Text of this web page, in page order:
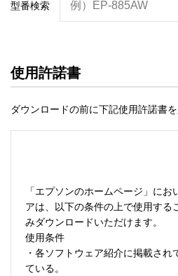
型番検索 例）EP-885AW
使用許諾書
ダウンロードの前に下記使用許諾書
「エプソンのホームページ」にお
アは、以下の条件の上で使用する
みダウンロードいただけます。
使用条件
・各ソフトウェア紹介に掲載され
ている。